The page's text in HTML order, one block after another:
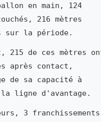
en main, 124
216 mètres
sur la période.
215 de ces mètres
après contact,
de sa capacité à
ligne d'avantage.
3 franchissements